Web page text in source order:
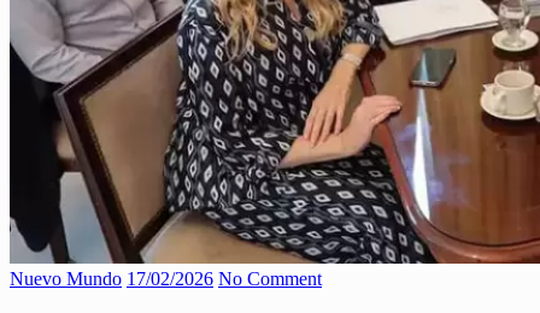
Nuevo Mundo 17/02/2026 No Comment